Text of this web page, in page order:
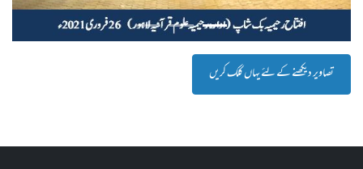
تصاویر دیکھنے کے لئے یہاں کلک کریں